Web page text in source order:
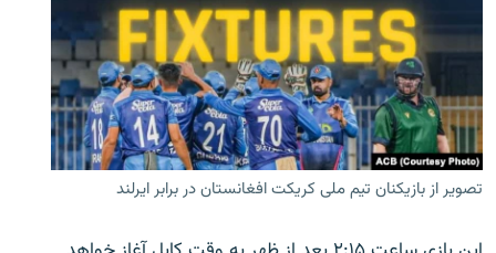
تصویر از بازیکنان تیم ملی کریکت افغانستان در برابر ایرلند